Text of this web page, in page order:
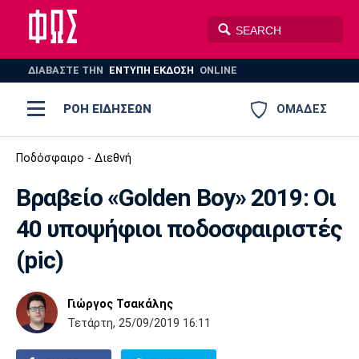
ΔΙΑΒΑΣΤΕ THN ΕΝΤΥΠΗ ΕΚΔΟΣΗ ONLINE
ΟΜΑΔΕΣ
ΡΟΗ ΕΙΔΗΣΕΩΝ
ΠΟΔΟΣΦΑΙΡΟ
Ποδόσφαιρο
Super League 1
Super League 2
Γ Εθνική
Ελλάδα
Μπάσκετ
Ελλάδα
Εθνική
EuroLeague
Ολυμπιακοί Αγώνες
Βόλεϊ
Πόλο
Ολυμπιακός ΑΕΚ ΠΑΟΚ
Παναθηναϊκός Ατρόμητος
Ποδόσφαιρο - Διεθνή
Βραβείο «Golden Boy» 2019: Οι
40 υποψήφιοι ποδοσφαιριστές
(pic)
Γιώργος Τσακάλης
Τετάρτη, 25/09/2019 16:11